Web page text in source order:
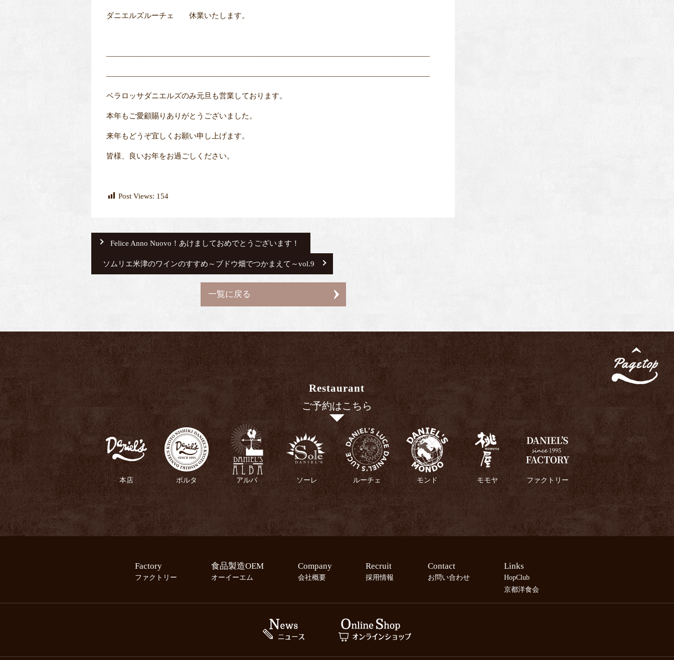
ダニエルズルーチェ 休業いたします。
―――――――――――――――――――――――――――――――――――――――――――
―――――――――――――――――――――――――――――――――――――――――――
ベラロッサダニエルズのみ元旦も営業しております。
本年もご愛顧賜りありがとうございました。
来年もどうぞ宜しくお願い申し上げます。
皆様、良いお年をお過ごしください。
Post Views: 154
Felice Anno Nuovo！あけましておめでとうございます！
ソムリエ米津のワインのすすめ～ブドウ畑でつかまえて～vol.9
一覧に戻る
Restaurant
ご予約はこちら
本店 ポルタ アルバ ソーレ ルーチェ モンド モモヤ ファクトリー
Factory
ファクトリー
食品製造OEM
オーイーエム
Company
会社概要
Recruit
採用情報
Contact
お問い合わせ
Links
HopClub
京都洋食会